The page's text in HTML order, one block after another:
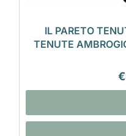
IL PARETO
TENUTE
€